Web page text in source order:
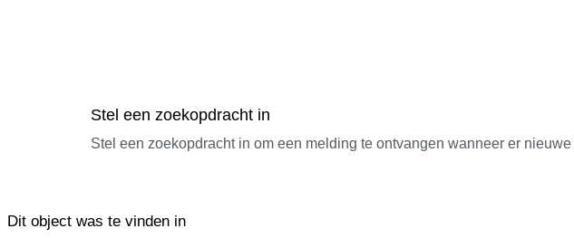
Stel een zoekopdracht in
Stel een zoekopdracht in om een melding te ontvangen wanneer er
Dit object was te vinden in